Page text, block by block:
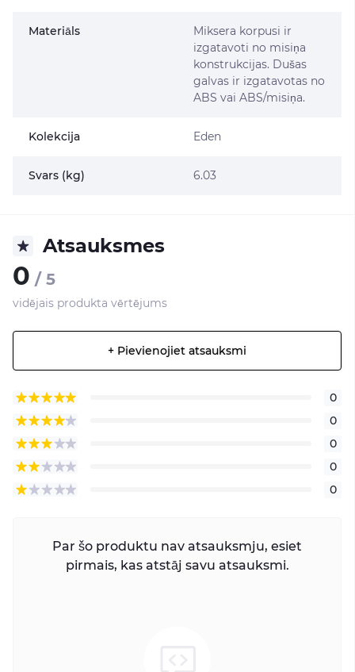
Materiāls
Miksera korpusi ir
izgatavoti no misiņa
konstrukcijas. Dušas
galvas ir izgatavotas no
ABS vai ABS/misiņa.
Kolekcija Eden
Svars (kg) 6.03
Atsauksmes
0 / 5
vidējais produkta vērtējums
+ Pievienojiet atsauksmi
0
0
0
0
0
Par šo produktu nav atsauksmju, esiet
pirmais, kas atstāj savu atsauksmi.